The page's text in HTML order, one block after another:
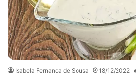
Isabela Fernanda de Sousa 18/12/2022